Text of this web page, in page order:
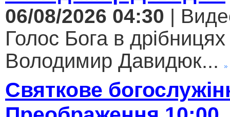
06/08/2026 04:30 |
Голос Бога в
Володимир Давидюк...
Святкове